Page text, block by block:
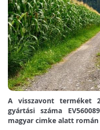
A visszavont terméket
gyártási száma
magyar cimke alatt